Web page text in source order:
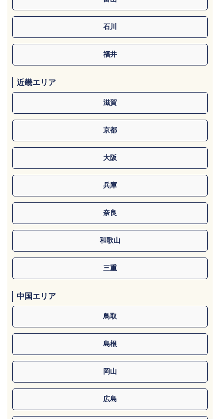
石川
福井
近畿エリア
滋賀
京都
大阪
兵庫
奈良
和歌山
三重
中国エリア
鳥取
島根
岡山
広島